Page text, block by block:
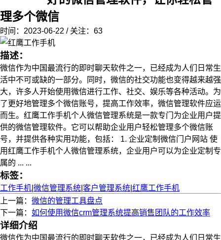
理多个微信
时间：2023-06-22 / 关注：63
描述：
微信作为中国最流行的即时聊天软件之一，已经成为人们日常生
活中不可或缺的一部分。同时，微信的社交功能也变得越来越强
大，许多人开始使用微信进行工作、社交、娱乐等各种活动。为
了更好地管理多个微信账号，提高工作效率，微信管理软件应运
而生。红鹰工作手机个人微信管理系统是一款专门为企业用户提
供的微信管理软件。它可以帮助企业用户轻松管理多个微信账
号，并提供各种实用功能，包括： 1. 企业定制微信门户网站 使
用红鹰工作手机个人微信管理系统，企业用户可以为企业定制专
属的 ... ...
标签：
工作手机 微信管理系统 客户管理系统 红鹰工作手机
上一篇： 微信的管理工具盘点
下一篇： 如何使用微信crm管理系统提高销售团队的工作效率
详细介绍
微信作为中国最流行的即时聊天软件之一，已经成为人们日常生